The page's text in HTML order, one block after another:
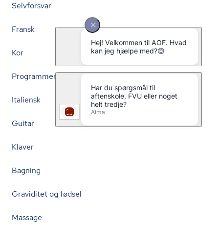
Selvforsvar
Fransk
Kor
Programmering
Italiensk
Guitar
Klaver
Bagning
Graviditet og fødsel
Massage